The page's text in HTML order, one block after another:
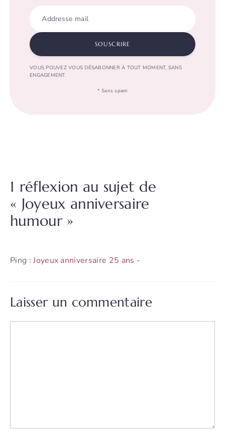
Addresse mail
SOUSCRIRE
VOUS POUVEZ VOUS DÉSABONNER À TOUT MOMENT, SANS
ENGAGEMENT.
* Sans spam
1 réflexion au sujet de
« Joyeux anniversaire
humour »
Ping :Joyeux anniversaire 25 ans -
Laisser un commentaire